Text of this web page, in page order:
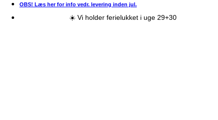
OBS! Læs her for info vedr. levering inden jul.
☀️ Vi holder ferielukket i uge 29+30